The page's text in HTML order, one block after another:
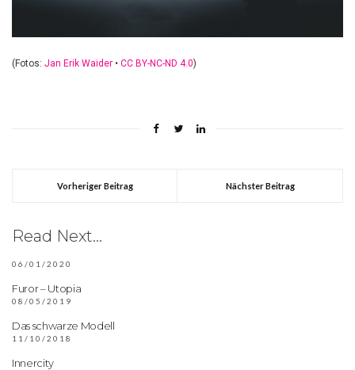
(Fotos: Jan Erik Waider • CC BY-NC-ND 4.0)
Vorheriger Beitrag Nächster Beitrag
Read Next...
06/01/2020
Furor – Utopia
08/05/2019
Das schwarze Modell
11/10/2018
Innercity